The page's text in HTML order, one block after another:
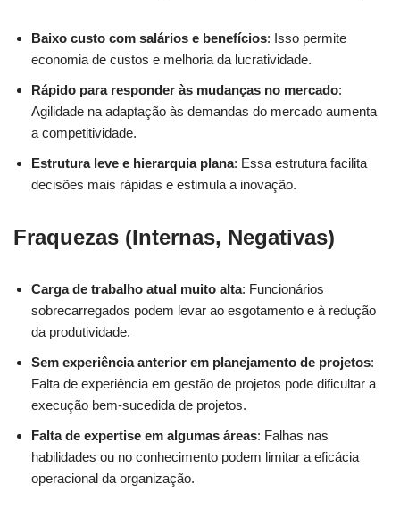
Baixo custo com salários e benefícios: Isso permite
economia de custos e melhoria da lucratividade.
Rápido para responder às mudanças no mercado:
Agilidade na adaptação às demandas do mercado aumenta
a competitividade.
Estrutura leve e hierarquia plana: Essa estrutura facilita
decisões mais rápidas e estimula a inovação.
Fraquezas (Internas, Negativas)
Carga de trabalho atual muito alta: Funcionários
sobrecarregados podem levar ao esgotamento e à redução
da produtividade.
Sem experiência anterior em planejamento de projetos:
Falta de experiência em gestão de projetos pode dificultar a
execução bem-sucedida de projetos.
Falta de expertise em algumas áreas: Falhas nas
habilidades ou no conhecimento podem limitar a eficácia
operacional da organização.